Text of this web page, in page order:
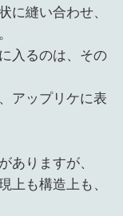
に縫い合わせ、
入るのは、その
アップリケに表
ありますが、
上も構造上も、